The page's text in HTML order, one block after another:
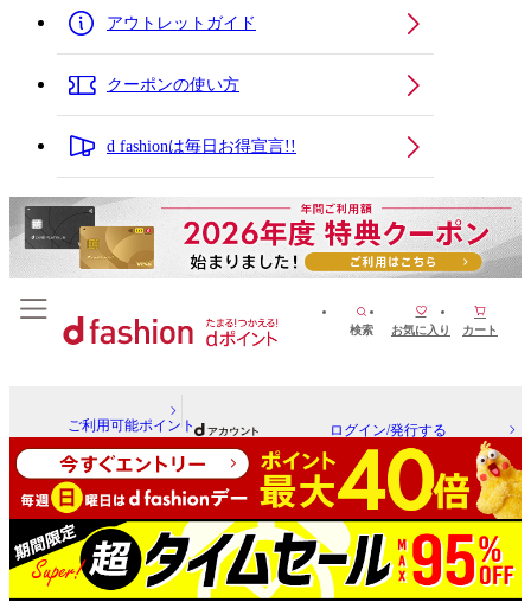
アウトレットガイド
クーポンの使い方
d fashionは毎日お得宣言!!
検索 お気に入り カート
ご利用可能ポイント ログイン/発行する